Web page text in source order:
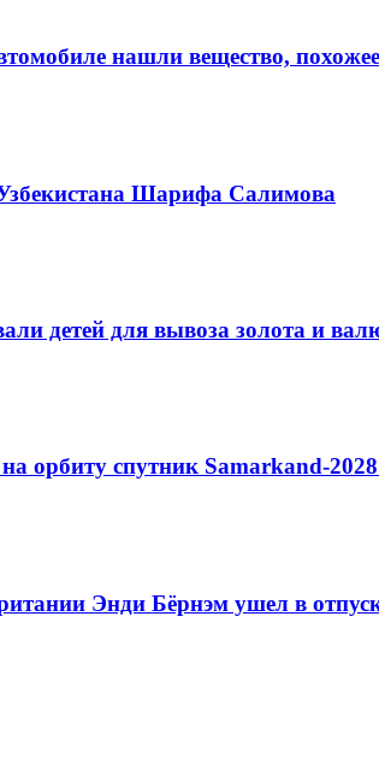
нашли вещество,
Шарифа Салимова
детей для вывоза золота и
орбиту спутник Samarkand-
Энди Бёрнэм ушел в отпуск